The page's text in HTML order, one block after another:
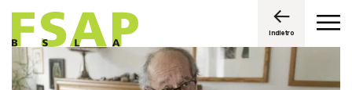
Indietro